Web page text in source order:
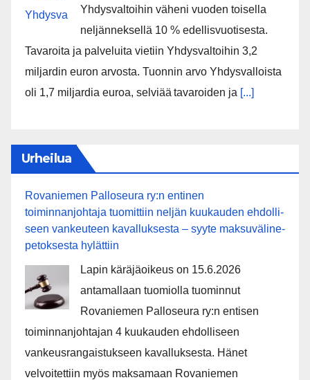
Yhdysvaltoihin väheni vuoden toisella
neljänneksellä 10 % edellisvuotisesta.
Tavaroita ja palveluita vietiin Yhdysvaltoihin 3,2
miljardin euron arvosta. Tuonnin arvo Yhdysvalloista
oli 1,7 miljardia euroa, selviää tavaroiden ja [...]
Urheilua
Rovaniemen Palloseura ry:n entinen
toiminnanjohtaja tuo­mit­tiin neljän kuu­kau­den eh­dol­li­
seen van­keu­teen ka­val­luk­ses­ta – syyte mak­su­vä­li­ne­
pe­tok­ses­ta hy­lät­tiin
Lapin käräjäoikeus on 15.6.2026
antamallaan tuomiolla tuominnut
Rovaniemen Palloseura ry:n entisen
toiminnanjohtajan 4 kuukauden ehdolliseen
vankeusrangaistukseen kavalluksesta. Hänet
velvoitettiin myös maksamaan Rovaniemen